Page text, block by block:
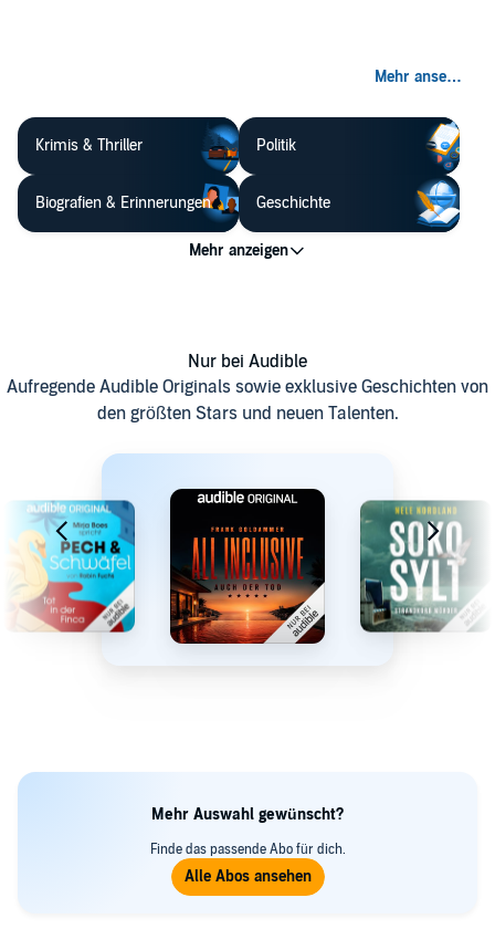
Krimis & Thriller Politik
Biografien & Erinnerungen Geschichte
Nur bei Audible
Aufregende Audible Originals sowie exklusive Geschichten von
den größten Stars und neuen Talenten.
Mehr Auswahl gewünscht?
Finde das passende Abo für dich.